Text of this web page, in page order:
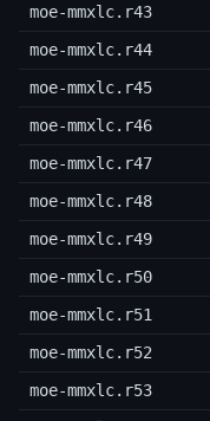
moe-mmxlc.r43
moe-mmxlc.r44
moe-mmxlc.r45
moe-mmxlc.r46
moe-mmxlc.r47
moe-mmxlc.r48
moe-mmxlc.r49
moe-mmxlc.r50
moe-mmxlc.r51
moe-mmxlc.r52
moe-mmxlc.r53